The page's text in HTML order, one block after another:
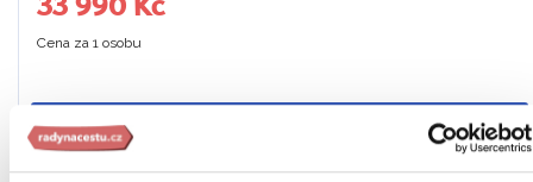
33 990 Kč
Cena za 1 osobu